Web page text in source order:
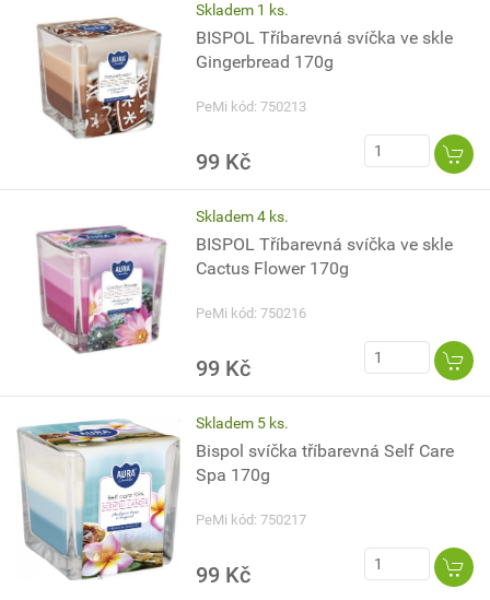
Skladem 1 ks.
BISPOL Tříbarevná svíčka ve skle
Gingerbread 170g
PeMi kód: 750213
99 Kč
Skladem 4 ks.
BISPOL Tříbarevná svíčka ve skle
Cactus Flower 170g
PeMi kód: 750216
99 Kč
Skladem 5 ks.
Bispol svíčka tříbarevná Self Care
Spa 170g
PeMi kód: 750217
99 Kč